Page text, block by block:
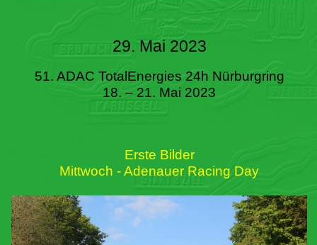
29. Mai 2023
51. ADAC TotalEnergies 24h Nürburgring
18. – 21. Mai 2023
Erste Bilder
Mittwoch - Adenauer Racing Day